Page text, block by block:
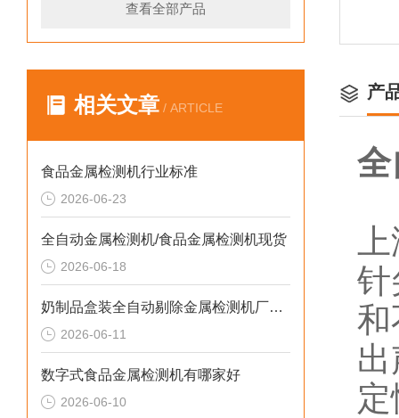
查看全部产品
相关文章 / ARTICLE
食品金属检测机行业标准
2026-06-23
全自动金属检测机/食品金属检测机现货
2026-06-18
奶制品盒装全自动剔除金属检测机厂家生产
2026-06-11
数字式食品金属检测机有哪家好
2026-06-10
产
全
针
和